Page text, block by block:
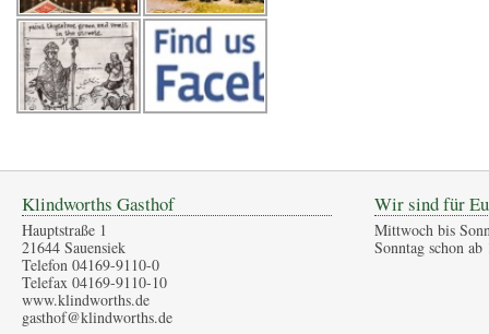
Klindworths Gasthof
Hauptstraße 1
21644 Sauensiek
Telefon 04169-9110-0
Telefax 04169-9110-10
www.klindworths.de
gasthof@klindworths.de
Wir sind für
Mittwoch bis
Sonntag schon